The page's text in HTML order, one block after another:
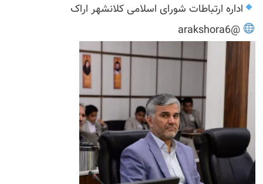
اداره ارتباطات شورای اسلامی کلانشهر اراک
@arakshora6